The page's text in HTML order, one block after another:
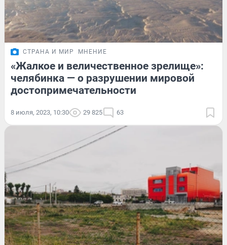
СТРАНА И МИР МНЕНИЕ
«Жалкое и величественное зрелище»:
челябинка — о разрушении мировой
достопримечательности
8 июля, 2023, 10:30 29 825 63